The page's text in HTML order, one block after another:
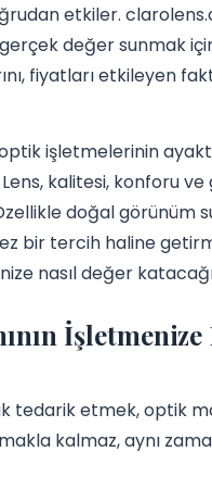
etkiler.
değer sunmak
fiyatları etkileyen
işletmelerinin
kalitesi, konforu
doğal görünüm
bir tercih haline
nasıl değer
İşletmenize
tedarik etmek, optik
kalmaz, aynı